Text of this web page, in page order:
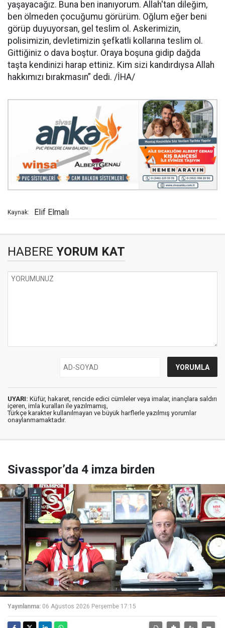
yaşayacağız. Buna ben inanıyorum. Allah'tan dileğim,
ben ölmeden çocuğumu görürüm. Oğlum eğer beni
görüp duyuyorsan, gel teslim ol. Askerimizin,
polisimizin, devletimizin şefkatli kollarına teslim ol.
Gittiğiniz o dava boştur. Oraya boşuna gidip dağda
taşta kendinizi harap ettiniz. Kim sizi kandırdıysa Allah
hakkımızı bırakmasın” dedi. /İHA/
Kaynak: Elif Elmalı
HABERE YORUM KAT
UYARI: Küfür, hakaret, rencide edici cümleler veya imalar, inançlara saldırı
içeren, imla kuralları ile yazılmamış,
Türkçe karakter kullanılmayan ve büyük harflerle yazılmış yorumlar
onaylanmamaktadır.
Sivasspor’da 4 imza birden
Yayınlanma: 06 Ağustos 2026 Perşembe 17:15